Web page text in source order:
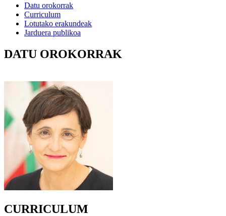
Datu orokorrak
Curriculum
Lotutako erakundeak
Jarduera publikoa
DATU OROKORRAK
CURRICULUM